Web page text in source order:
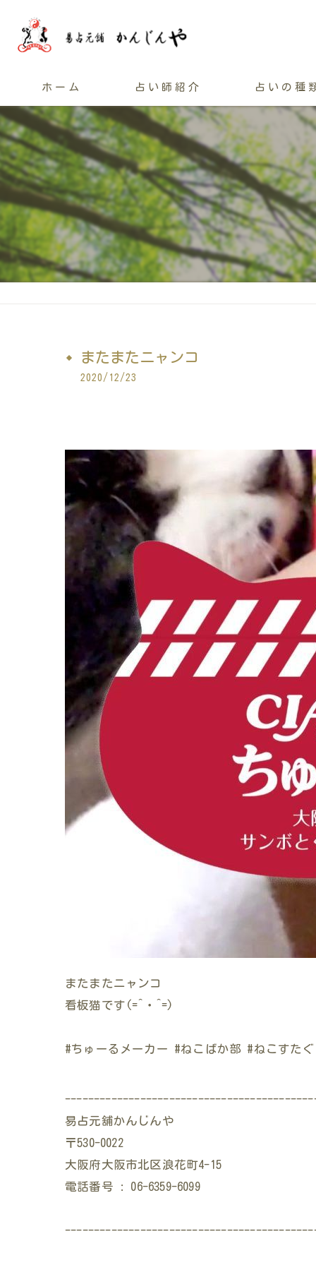
ホーム 占い師紹介 占いの種
またまたニャンコ
2020/12/23
またまたニャンコ
看板猫です(=^・^=)
#ちゅーるメーカー #ねこばか部 #ねこすた
易占元舖かんじんや
〒530-0022
大阪府大阪市北区浪花町4-15
電話番号 : 06-6359-6099